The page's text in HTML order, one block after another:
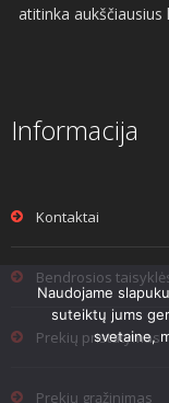
atitinka aukščiausius
Informacija
Kontaktai
Bendrosios
Prekių pristatymas
Prekių grąžinimas
Naudojame
suteiktų jums
svetaine,